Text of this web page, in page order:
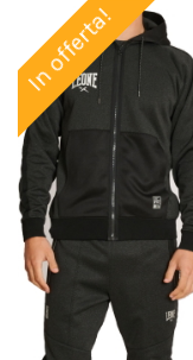
In offerta!